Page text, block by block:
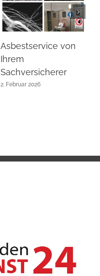
Asbestservice von
Ihrem
Sachversicherer
2. Februar 2026